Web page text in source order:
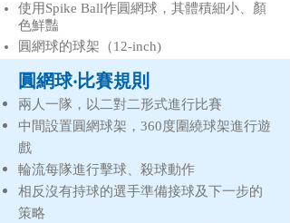
使用Spike Ball作圓網球 ，其體積細小、顏
色鮮豔
圓網球的球架（12-inch)
圓網球‧比賽規則
兩人一隊，以二對二形式進行比賽
中間設置圓網球架，360度圍繞球架進行遊
戲
輪流每隊進行擊球、殺球動作
​相反沒有持球的選手準備接球及下一步的
策略